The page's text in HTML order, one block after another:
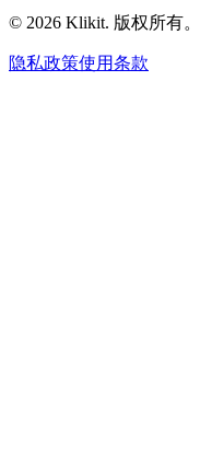
© 2026 Klikit. 版权所有。
隐私政策使用条款